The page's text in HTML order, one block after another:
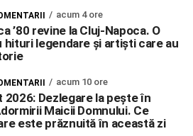
acum 4 ore
’80 revine la Cluj-Napoca. O
hituri legendare și artiști care au
acum 10 ore
2026: Dezlegare la pește în
Maicii Domnului. Ce
este prăznuită în această zi